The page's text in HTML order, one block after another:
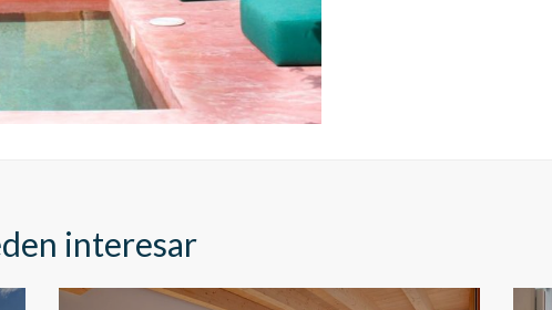
interesar
cookies son utilizadas para almacenar información sobre las preferencias y
personales del usuario a través de la observación continuada de sus
de navegación. Gracias a ellas, podemos conocer los hábitos de navegación
sitio web y mostrar publicidad relacionada con el perfil de navegación del
Guardar configuración